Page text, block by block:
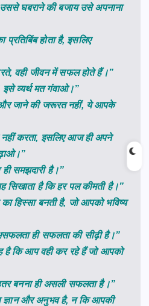
उससे घबराने की बजाय उसे अपनाना
होता है, इसलिए
वही जीवन में सफल होते हैं।”
इसे व्यर्थ मत गंवाओ।”
जाने की जरूरत नहीं, ये आपके
करता, इसलिए आज ही अपने
समझदारी है।”
सिखाता है कि हर पल कीमती है।”
हिस्सा बनती है, जो आपको भविष्य
ही सफलता की सीढ़ी है।”
कि आप वही कर रहे हैं जो आपको
बनना ही असली सफलता है।”
और अनुभव है, न कि आपकी